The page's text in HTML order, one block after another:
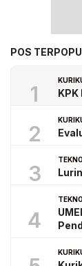
POS
1
2
3
4